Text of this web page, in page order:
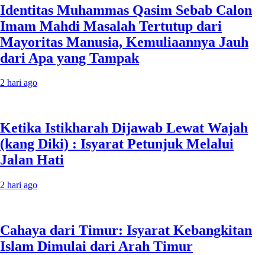
Identitas Muhammas Qasim Sebab Calon
Imam Mahdi Masalah Tertutup dari
Mayoritas Manusia, Kemuliaannya Jauh
dari Apa yang Tampak
2 hari ago
Ketika Istikharah Dijawab Lewat Wajah
(kang Diki) : Isyarat Petunjuk Melalui
Jalan Hati
2 hari ago
Cahaya dari Timur: Isyarat Kebangkitan
Islam Dimulai dari Arah Timur